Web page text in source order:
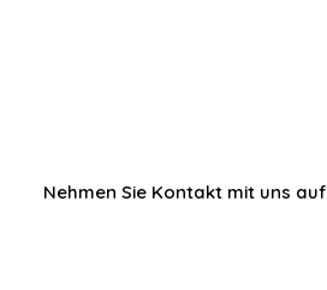
Nehmen Sie Kontakt mit uns auf